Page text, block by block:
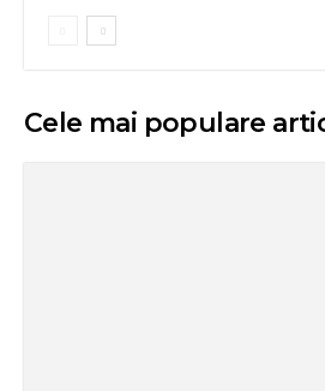
Cele mai populare